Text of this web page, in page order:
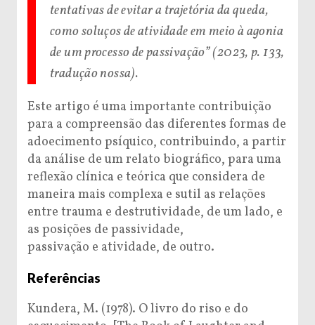
tentativas de evitar a trajetória da queda,
como soluços de atividade em meio à agonia
de um processo de passivação” (2023, p. 133,
tradução nossa).
Este artigo é uma importante contribuição
para a compreensão das diferentes formas de
adoecimento psíquico, contribuindo, a partir
da análise de um relato biográfico, para uma
reflexão clínica e teórica que considera de
maneira mais complexa e sutil as relações
entre trauma e destrutividade, de um lado, e
as posições de passividade,
passivação e atividade, de outro.
Referências
Kundera, M. (1978). O livro do riso e do